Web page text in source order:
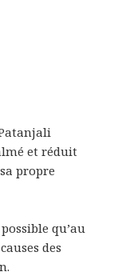
et réduit
propre
qu’au
des